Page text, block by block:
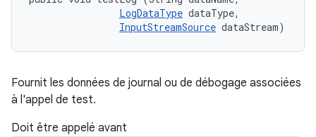
LogDataType dataType,
InputStreamSource dataStream)
Fournit les données de journal ou de débogage associées
à l'appel de test.
Doit être appelé avant